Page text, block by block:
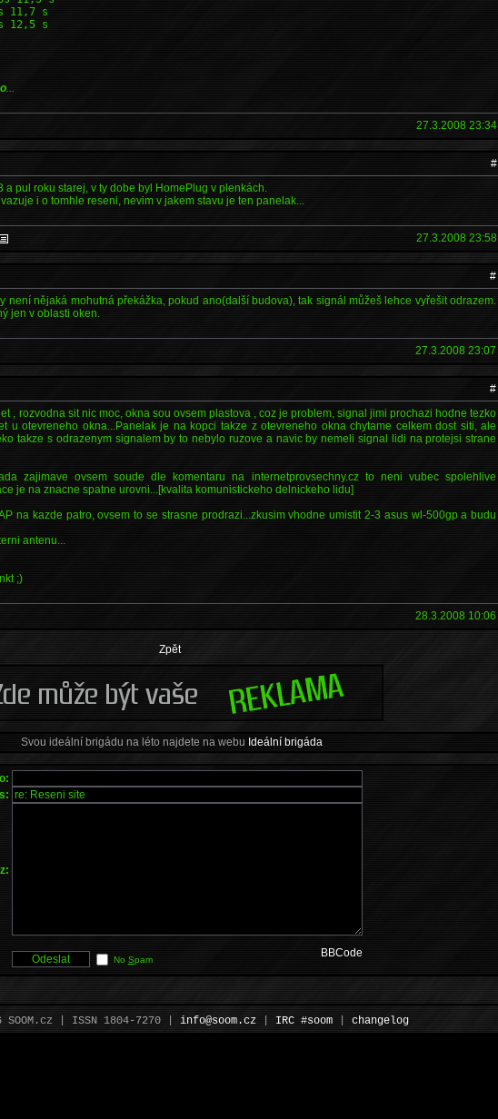
11,7 s
12,5 s
27.3.2008 23:34
#
a pul roku starej, v ty dobe byl HomePlug v plenkách.
i o tomhle reseni, nevim v jakem stavu je ten panelak...
27.3.2008 23:58
#
není nějaká mohutná překážka, pokud ano(další budova), tak signál můžeš lehce vyřešit odrazem.
jen v oblasti oken.
27.3.2008 23:07
#
, rozvodna sit nic moc, okna sou ovsem plastova , coz je problem, signal jimi prochazi hodne tezko
u otevreneho okna...Panelak je na kopci takze z otevreneho okna chytame celkem dost siti, ale
takze s odrazenym signalem by to nebylo ruzove a navic by nemeli signal lidi na protejsi strane
zajimave ovsem soude dle komentaru na internetprovsechny.cz to neni vubec spolehlive
je na znacne spatne urovni...[kvalita komunistickeho delnickeho lidu]
na kazde patro, ovsem to se strasne prodrazi...zkusim vhodne umistit 2-3 asus wl-500gp a budu
antenu...
;)
28.3.2008 10:06
Zpět
Svou ideální brigádu na léto najdete na webu Ideální brigáda
No Spam
BBCode
SOOM.cz | ISSN 1804-7270 | info@soom.cz| IRC #soom| changelog